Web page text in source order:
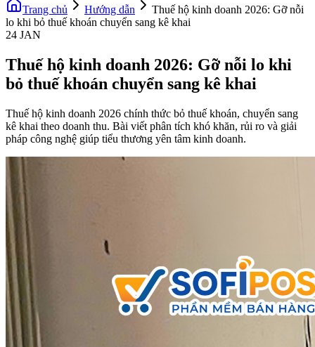
Trang chủ Hướng dẫn
Thuế hộ kinh doanh 2026: Gỡ nỗi
lo khi bỏ thuế khoán chuyển sang kê khai
24 JAN
Thuế hộ kinh doanh 2026: Gỡ nỗi lo khi
bỏ thuế khoán chuyển sang kê khai
Thuế hộ kinh doanh 2026 chính thức bỏ thuế khoán, chuyển sang
kê khai theo doanh thu. Bài viết phân tích khó khăn, rủi ro và giải
pháp công nghệ giúp tiểu thương yên tâm kinh doanh.